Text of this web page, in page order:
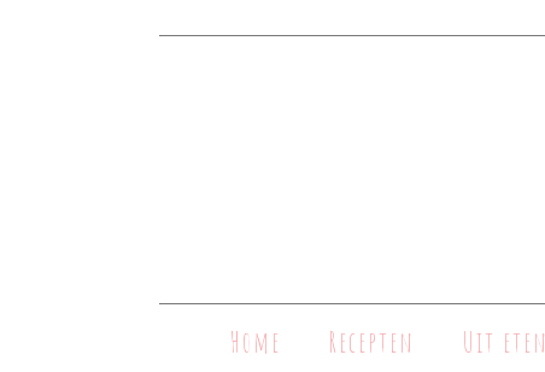
Home Recepten Uit eten